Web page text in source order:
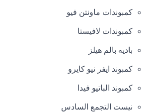
كمبوندات ماونتن فيو
كمبوندات لافيستا
باديه بالم هيلز
كمبوند ايفر نيو كايرو
كمبوند الباتيو فيدا
نيست التجمع السادس